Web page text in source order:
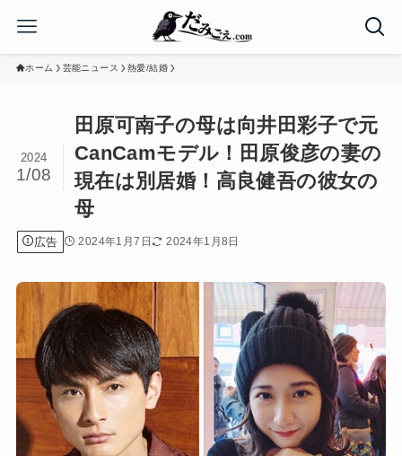
ホーム 芸能ニュース 熱愛/結婚
田原可南子の母は向井田彩子で元
CanCamモデル！田原俊彦の妻の
現在は別居婚！高良健吾の彼女の
母
2024
1/08
広告 2024年1月7日 2024年1月8日